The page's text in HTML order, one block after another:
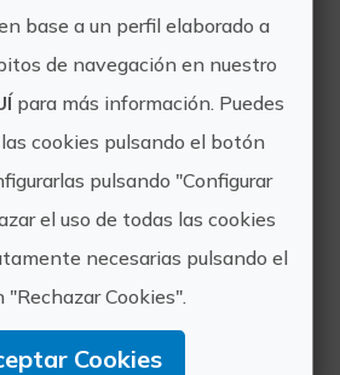
Náutico
del Mar
base a un perfil elaborado a
de navegación en nuestro
para más información. Puedes
cookies pulsando el botón
pulsando "Configurar
el uso de todas las cookies
necesarias pulsando el
"Rechazar Cookies".
Cookies